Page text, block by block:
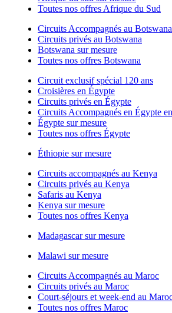
Toutes nos offres Afrique du Sud
Circuits Accompagnés au Botswana
Circuits privés au Botswana
Botswana sur mesure
Toutes nos offres Botswana
Circuit exclusif spécial 120 ans
Croisières en Égypte
Circuits privés en Égypte
Circuits Accompagnés en Égypte
Égypte sur mesure
Toutes nos offres Égypte
Éthiopie sur mesure
Circuits accompagnés au Kenya
Circuits privés au Kenya
Safaris au Kenya
Kenya sur mesure
Toutes nos offres Kenya
Madagascar sur mesure
Malawi sur mesure
Circuits Accompagnés au Maroc
Circuits privés au Maroc
Court-séjours et week-end au
Toutes nos offres Maroc